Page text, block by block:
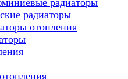
радиаторы
радиаторы
отопления